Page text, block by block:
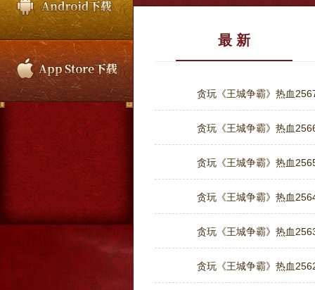
最 新
贪玩《王城争霸》热血
贪玩《王城争霸》热血
贪玩《王城争霸》热血
贪玩《王城争霸》热血
贪玩《王城争霸》热血
贪玩《王城争霸》热血